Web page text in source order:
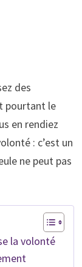
des
pourtant le
en rendiez
: c’est un
ne peut pas
la volonté